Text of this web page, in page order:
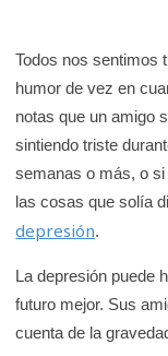
a
r
e
n
l
a
b
i
b
l
Todos nos sentimos
humor de vez en
notas que un amigo
sintiendo triste
semanas o más, o
las cosas que solía
depresión.
La depresión puede
futuro mejor. Sus
cuenta de la